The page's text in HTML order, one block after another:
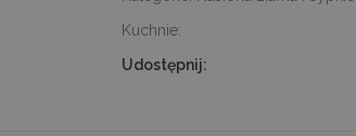
Kuchnie:
Udostępnij: